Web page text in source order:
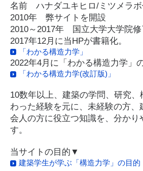
名前 ハナダユキヒロ/ミツメラボ
2010年 弊サイトを開設
2010～2017年 国立大学大学院修
2017年12月に当HPが書籍化。
「わかる構造力学」
2022年4月に「わかる構造力学」
「わかる構造力学(改訂版)」
10数年以上、建築の学問、研究
わった経験を元に、未経験の方、
会人の方に役立つ知識を、分かり
す。
当サイトの目的▼
建築学生が学ぶ「構造力学」の目的